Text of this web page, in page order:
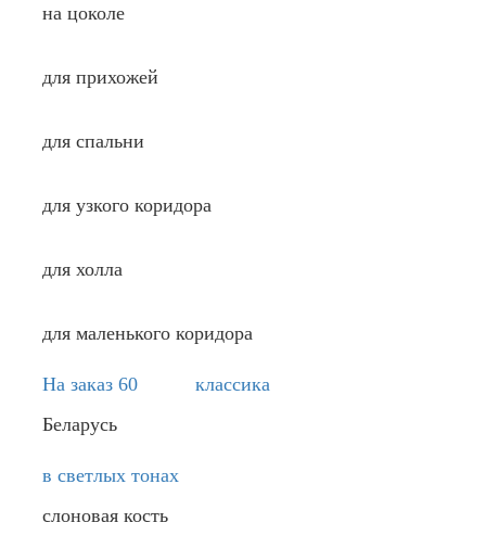
на цоколе
для прихожей
для спальни
для узкого коридора
для холла
для маленького коридора
На заказ 60
классика
Беларусь
в светлых тонах
слоновая кость